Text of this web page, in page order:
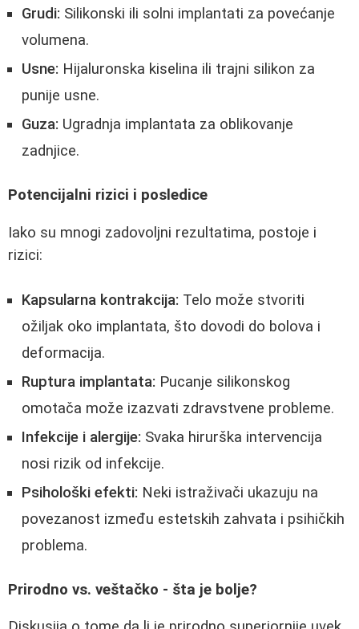
Grudi: Silikonski ili solni implantati za povećanje
volumena.
Usne: Hijaluronska kiselina ili trajni silikon za
punije usne.
Guza: Ugradnja implantata za oblikovanje
zadnjice.
Potencijalni rizici i posledice
Iako su mnogi zadovoljni rezultatima, postoje i
rizici:
Kapsularna kontrakcija: Telo može stvoriti
ožiljak oko implantata, što dovodi do bolova i
deformacija.
Ruptura implantata: Pucanje silikonskog
omotača može izazvati zdravstvene probleme.
Infekcije i alergije: Svaka hirurška intervencija
nosi rizik od infekcije.
Psihološki efekti: Neki istraživači ukazuju na
povezanost između estetskih zahvata i psihičkih
problema.
Prirodno vs. veštačko - šta je bolje?